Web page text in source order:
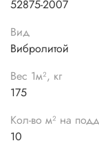
52875-2007
Вид
Вибролитой
Вес 1м², кг
175
Кол-во м² на
10